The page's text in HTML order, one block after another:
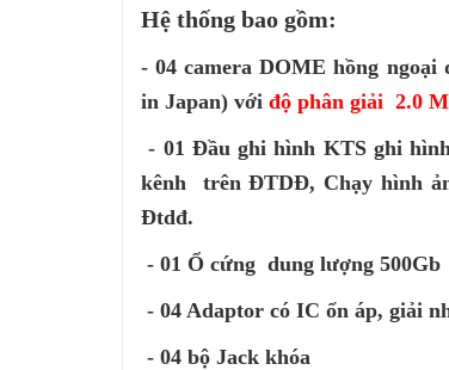
Hệ thống bao gồm:
- 04 camera DOME hồng ngoại
in Japan) với độ phân giải 2.0
- 01 Đầu ghi hình KTS ghi
kênh trên ĐTDĐ, Chạy hình
Đtdđ.
- 01 Ổ cứng dung lượng 500Gb
- 04 Adaptor có IC ổn áp, giải
- 04 bộ Jack khóa